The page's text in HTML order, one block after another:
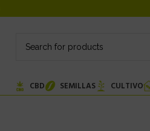
CBD SEMILLAS CULTIVO